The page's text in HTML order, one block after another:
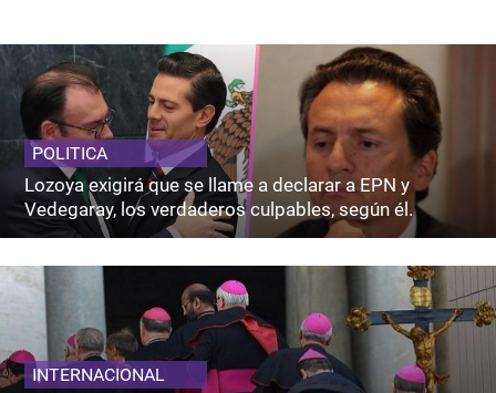
POLITICA
Lozoya exigirá que se llame a declarar a EPN y
Vedegaray, los verdaderos culpables, según él.
INTERNACIONAL